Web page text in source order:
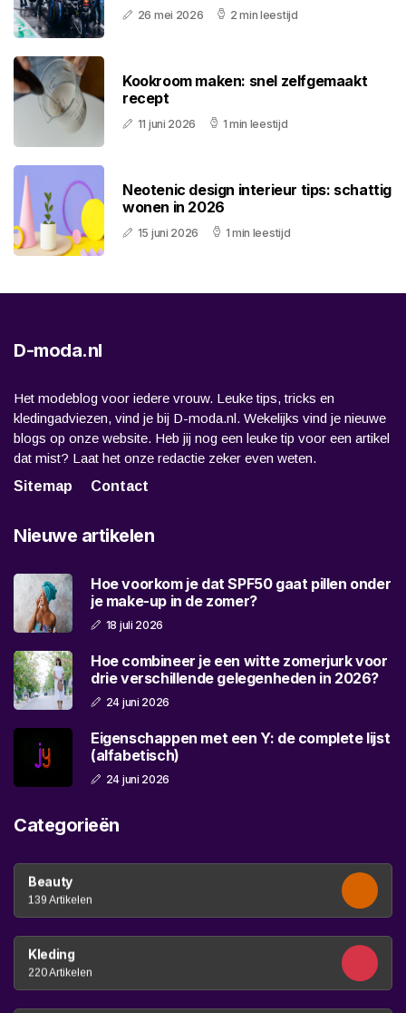
26 mei 2026 2 min leestijd
Kookroom maken: snel zelfgemaakt
recept
11 juni 2026 1 min leestijd
Neotenic design interieur tips: schattig
wonen in 2026
15 juni 2026 1 min leestijd
D-moda.nl
Het modeblog voor iedere vrouw. Leuke tips, tricks en
kledingadviezen, vind je bij D-moda.nl. Wekelijks vind je nieuwe
blogs op onze website. Heb jij nog een leuke tip voor een artikel
dat mist? Laat het onze redactie zeker even weten.
Sitemap
Contact
Nieuwe artikelen
Hoe voorkom je dat SPF50 gaat pillen onder
je make-up in de zomer?
18 juli 2026
Hoe combineer je een witte zomerjurk voor
drie verschillende gelegenheden in 2026?
24 juni 2026
Eigenschappen met een Y: de complete lijst
(alfabetisch)
24 juni 2026
Categorieën
Beauty
139 Artikelen
Kleding
220 Artikelen